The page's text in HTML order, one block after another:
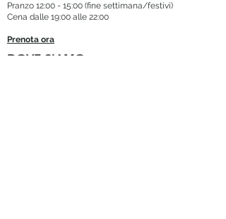
Pranzo 12:00 - 15:00 (fine settimana/festivi)
Cena dalle 19:00 alle 22:00
Prenota ora
DOVE SIAMO